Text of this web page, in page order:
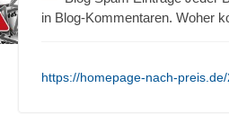
in Blog-Kommentaren. Woher
https://homepage-nach-